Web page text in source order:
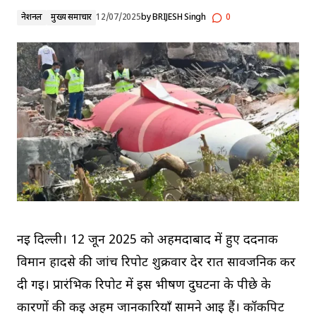
नेशनल मुख्य समाचार 12/07/2025byBRIJESH Singh 0
नई दिल्ली। 12 जून 2025 को अहमदाबाद में हुए दर्दनाक
विमान हादसे की जांच रिपोर्ट शुक्रवार देर रात सार्वजनिक कर
दी गई। प्रारंभिक रिपोर्ट में इस भीषण दुर्घटना के पीछे के
कारणों की कई अहम जानकारियाँ सामने आई हैं। कॉकपिट